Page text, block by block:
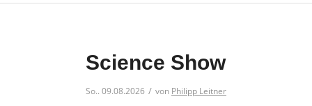
Science Show
So.. 09.08.2026 / von Philipp Leitner